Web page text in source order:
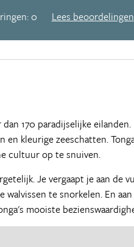
0 Lees beoordelingen
170 paradijselijke
kleurige zeeschatten.
cultuur op te snuiven.
Je vergaapt je aan de
te snorkelen. En
mooiste